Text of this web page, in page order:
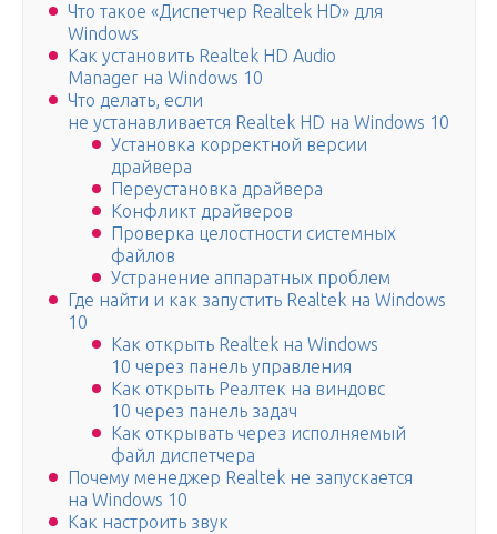
Что такое «Диспетчер Realtek HD» для
Windows
Как установить Realtek HD Audio
Manager на Windows 10
Что делать, если
не устанавливается Realtek HD на Windows 10
Установка корректной версии
драйвера
Переустановка драйвера
Конфликт драйверов
Проверка целостности системных
файлов
Устранение аппаратных проблем
Где найти и как запустить Realtek на Windows
10
Как открыть Realtek на Windows
10 через панель управления
Как открыть Реалтек на виндовс
10 через панель задач
Как открывать через исполняемый
файл диспетчера
Почему менеджер Realtek не запускается
на Windows 10
Как настроить звук